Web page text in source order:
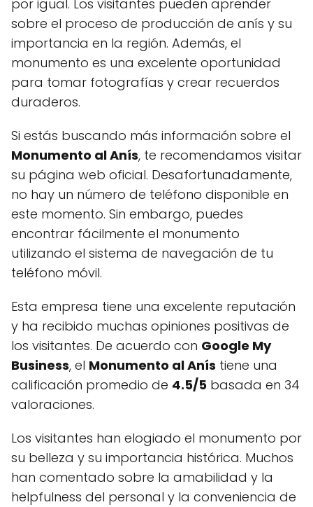
por igual. Los visitantes pueden aprender
sobre el proceso de producción de anís y su
importancia en la región. Además, el
monumento es una excelente oportunidad
para tomar fotografías y crear recuerdos
duraderos.
Si estás buscando más información sobre el
Monumento al Anís, te recomendamos visitar
su página web oficial. Desafortunadamente,
no hay un número de teléfono disponible en
este momento. Sin embargo, puedes
encontrar fácilmente el monumento
utilizando el sistema de navegación de tu
teléfono móvil.
Esta empresa tiene una excelente reputación
y ha recibido muchas opiniones positivas de
los visitantes. De acuerdo con Google My
Business, el Monumento al Anís tiene una
calificación promedio de 4.5/5 basada en 34
valoraciones.
Los visitantes han elogiado el monumento por
su belleza y su importancia histórica. Muchos
han comentado sobre la amabilidad y la
helpfulness del personal y la conveniencia de